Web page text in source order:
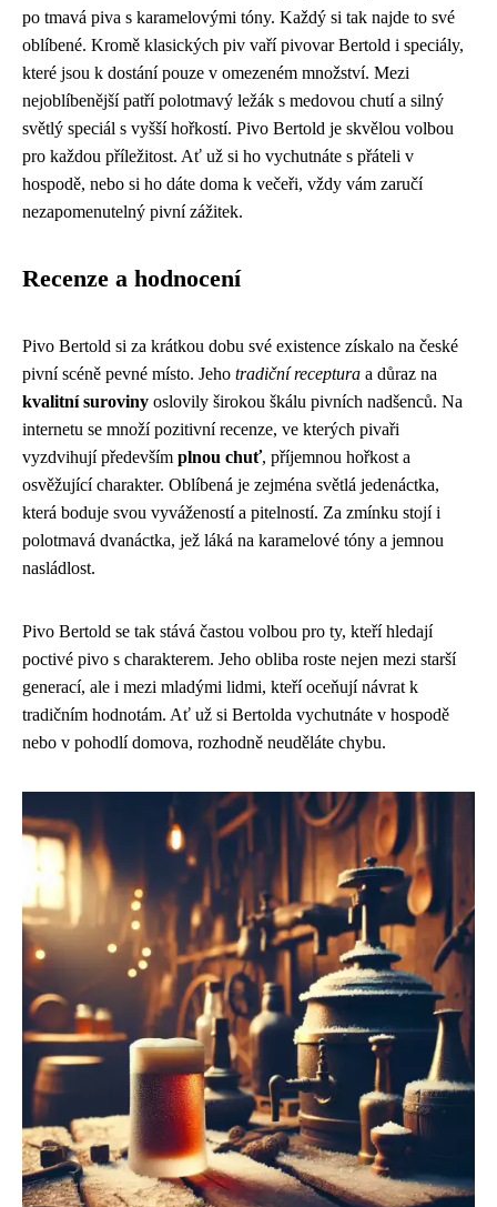
po tmavá piva s karamelovými tóny. Každý si tak najde to své
oblíbené. Kromě klasických piv vaří pivovar Bertold i speciály,
které jsou k dostání pouze v omezeném množství. Mezi
nejoblíbenější patří polotmavý ležák s medovou chutí a silný
světlý speciál s vyšší hořkostí. Pivo Bertold je skvělou volbou
pro každou příležitost. Ať už si ho vychutnáte s přáteli v
hospodě, nebo si ho dáte doma k večeři, vždy vám zaručí
nezapomenutelný pivní zážitek.
Recenze a hodnocení
Pivo Bertold si za krátkou dobu své existence získalo na české
pivní scéně pevné místo. Jeho tradiční receptura a důraz na
kvalitní suroviny oslovily širokou škálu pivních nadšenců. Na
internetu se množí pozitivní recenze, ve kterých pivaři
vyzdvihují především plnou chuť, příjemnou hořkost a
osvěžující charakter. Oblíbená je zejména světlá jedenáctka,
která boduje svou vyvážeností a pitelností. Za zmínku stojí i
polotmavá dvanáctka, jež láká na karamelové tóny a jemnou
nasládlost.
Pivo Bertold se tak stává častou volbou pro ty, kteří hledají
poctivé pivo s charakterem. Jeho obliba roste nejen mezi starší
generací, ale i mezi mladými lidmi, kteří oceňují návrat k
tradičním hodnotám. Ať už si Bertolda vychutnáte v hospodě
nebo v pohodlí domova, rozhodně neuděláte chybu.